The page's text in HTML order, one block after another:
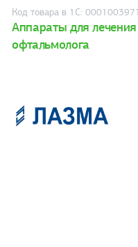
Код товара в 1С:
Аппараты для
офтальмолога